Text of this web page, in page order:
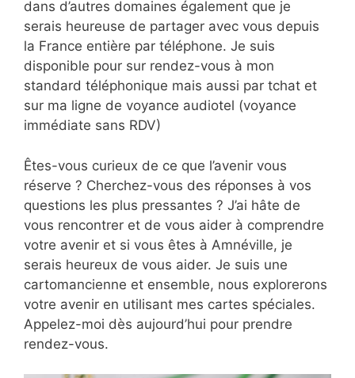
dans d’autres domaines également que je
serais heureuse de partager avec vous depuis
la France entière par téléphone. Je suis
disponible pour sur rendez-vous à mon
standard téléphonique mais aussi par tchat et
sur ma ligne de voyance audiotel (voyance
immédiate sans RDV)
Êtes-vous curieux de ce que l’avenir vous
réserve ? Cherchez-vous des réponses à vos
questions les plus pressantes ? J’ai hâte de
vous rencontrer et de vous aider à comprendre
votre avenir et si vous êtes à Amnéville, je
serais heureux de vous aider. Je suis une
cartomancienne et ensemble, nous explorerons
votre avenir en utilisant mes cartes spéciales.
Appelez-moi dès aujourd’hui pour prendre
rendez-vous.